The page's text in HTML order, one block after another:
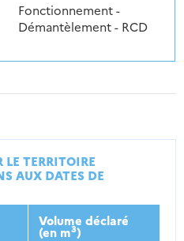
Fonctionnement -
Démantèlement - RCD
LE TERRITOIRE
AUX DATES DE
Volume déclaré
(en m3)